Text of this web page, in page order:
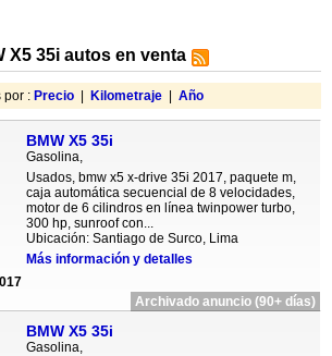
X5 35i autos en venta
por : Precio Kilometraje Año
BMW X5 35i
Gasolina,
Usados, bmw x5 x-drive 35i 2017, paquete m,
caja automática secuencial de 8 velocidades,
motor de 6 cilindros en línea twinpower turbo,
300 hp, sunroof con...
Ubicación: Santiago de Surco, Lima
Más información y detalles
Archivado anuncio (90+ días)
BMW X5 35i
Gasolina,